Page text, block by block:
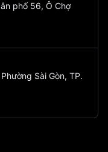
phố 56, Ô Chợ
Sài Gòn, TP.